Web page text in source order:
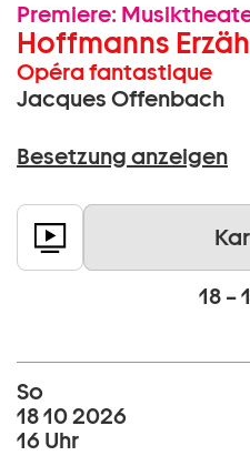
Premiere:
Hoffmanns
Opéra fantastique
Jacques Offenbach
Besetzung anzeigen
18 –
So
18 10 2026
16 Uhr